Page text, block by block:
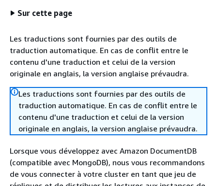
Sur cette page
Les traductions sont fournies par des outils de
traduction automatique. En cas de conflit entre le
contenu d'une traduction et celui de la version
originale en anglais, la version anglaise prévaudra.
Les traductions sont fournies par des outils de
traduction automatique. En cas de conflit entre le
contenu d'une traduction et celui de la version
originale en anglais, la version anglaise prévaudra.
Lorsque vous développez avec Amazon DocumentDB
(compatible avec MongoDB), nous vous recommandons
de vous connecter à votre cluster en tant que jeu de